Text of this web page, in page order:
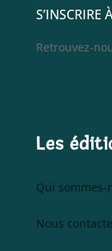
S’INSCRIRE
Retrouvez-
Les
Qui sommes-
Nous